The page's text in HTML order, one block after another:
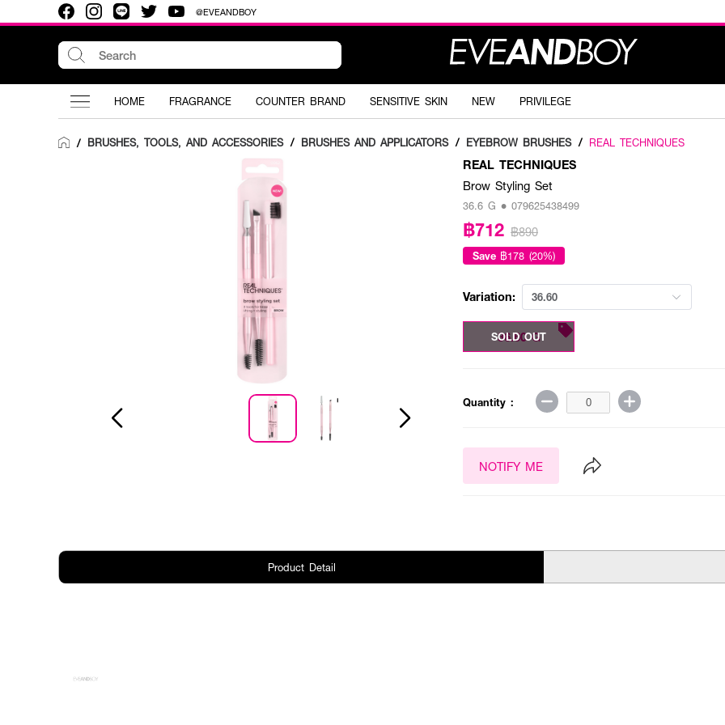
@EVEANDBOY
HOME FRAGRANCE COUNTER BRAND SENSITIVE SKIN NEW PRIVILEGE
/ BRUSHES, TOOLS, AND ACCESSORIES / BRUSHES AND APPLICATORS / EYEBROW BRUSHES / REAL TECHNIQUES
REAL TECHNIQUES
Brow Styling Set
36.6 G • 079625438499
฿712 ฿890
Save ฿178 (20%)
Variation: 36.60
36.60 G
SOLD OUT
Quantity :
NOTIFY ME
Product Detail